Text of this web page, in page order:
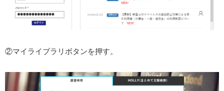
②マイライブラリボタンを押す。